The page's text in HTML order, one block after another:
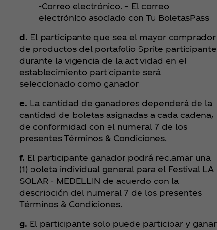
-Correo electrónico. – El correo
electrónico asociado con Tu BoletasPass
d. El participante que sea el mayor comprador
de productos del portafolio Sprite participante
durante la vigencia de la actividad en el
establecimiento participante será
seleccionado como ganador.
e. La cantidad de ganadores dependerá de la
cantidad de boletas asignadas a cada cadena,
de conformidad con el numeral 7 de los
presentes Términos & Condiciones.
f. El participante ganador podrá reclamar una
(1) boleta individual general para el Festival LA
SOLAR - MEDELLIN de acuerdo con la
descripción del numeral 7 de los presentes
Términos & Condiciones.
g. El participante solo puede participar y ganar